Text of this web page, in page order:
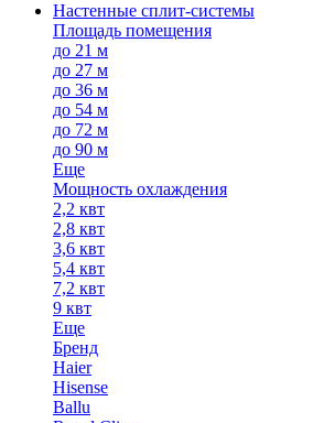
Настенные сплит-системы
Площадь помещения
до 21 м
до 27 м
до 36 м
до 54 м
до 72 м
до 90 м
Еще
Мощность охлаждения
2,2 квт
2,8 квт
3,6 квт
5,4 квт
7,2 квт
9 квт
Еще
Бренд
Haier
Hisense
Ballu